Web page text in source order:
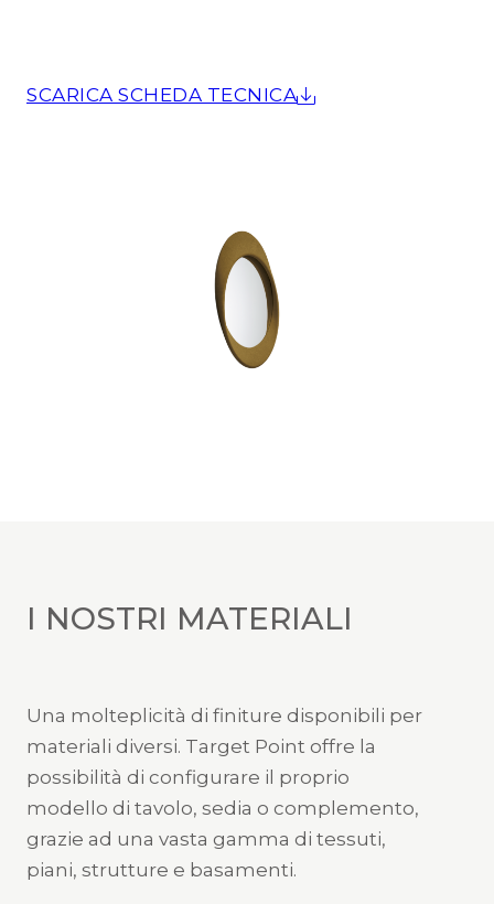
SCARICA SCHEDA TECNICA
I NOSTRI MATERIALI
Una molteplicità di finiture disponibili per
materiali diversi. Target Point offre la
possibilità di configurare il proprio
modello di tavolo, sedia o complemento,
grazie ad una vasta gamma di tessuti,
piani, strutture e basamenti.